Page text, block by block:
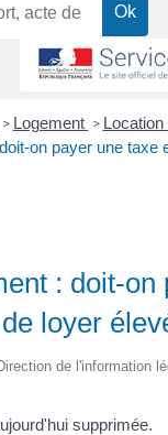
> Logement >
on payer une taxe
: doit-on
loyer
de l'information
supprimée.